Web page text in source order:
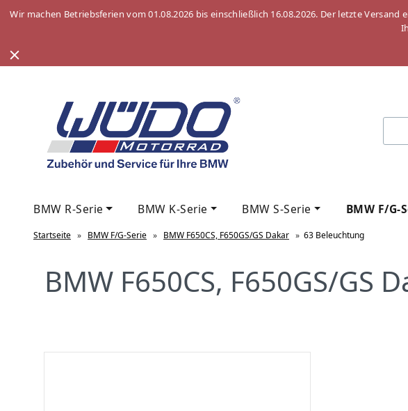
Wir machen Betriebsferien vom 01.08.2026 bis einschließlich 16.08.2026. Der letzte
BMW R-Serie BMW K-Serie BMW S-Serie BMW F/G-
Startseite » BMW F/G-Serie » BMW F650CS, F650GS/GS Dakar » 63 Beleuchtung
BMW F650CS, F650GS/GS